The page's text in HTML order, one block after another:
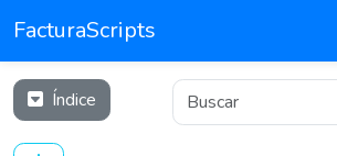
FacturaScripts
Índice